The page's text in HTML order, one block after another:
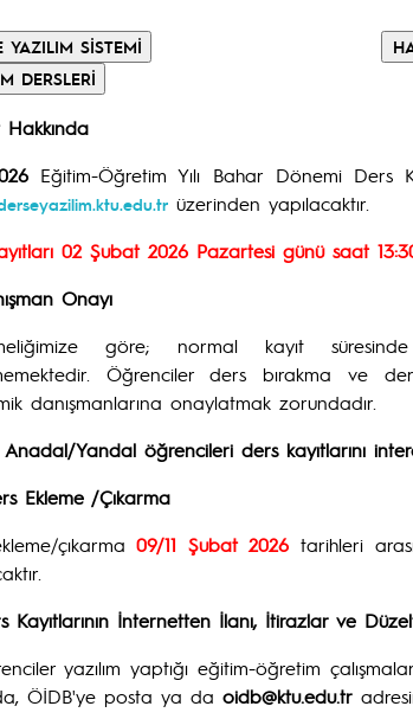
Hakkında
Eğitim-Öğretim Yılı Bahar Dönemi Ders
üzerinden yapılacaktır.
02 Şubat 2026 Pazartesi günü saat
Onayı
göre; normal kayıt
Öğrenciler ders bırakma ve
danışmanlarına onaylatmak zorundadır.
Yandal öğrencileri ders kayıtlarını
Ekleme /Çıkarma
çıkarma09/11 Şubat 2026tarihleri
Kayıtlarının İnternetten İlanı, İtirazlar ve
yazılım yaptığı eğitim-öğretim
ÖİDB'ye posta ya da oidb@ktu.edu.tr